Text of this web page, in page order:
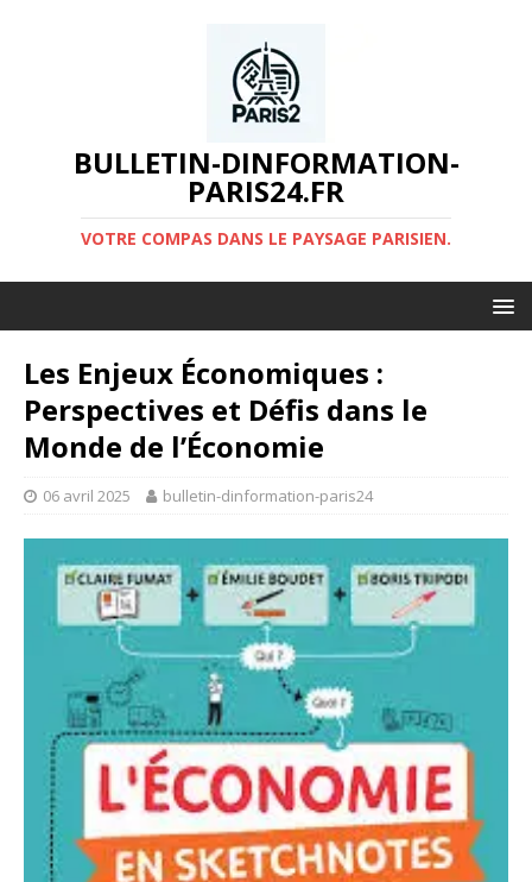
BULLETIN-DINFORMATION-
PARIS24.FR
VOTRE COMPAS DANS LE PAYSAGE PARISIEN.
Les Enjeux Économiques :
Perspectives et Défis dans le
Monde de l’Économie
06 avril 2025 bulletin-dinformation-paris24